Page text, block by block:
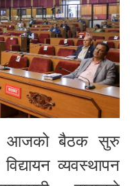
आजको बैठक सुरु
व्यवस्थापन